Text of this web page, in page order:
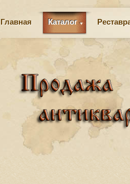
Главная Каталог